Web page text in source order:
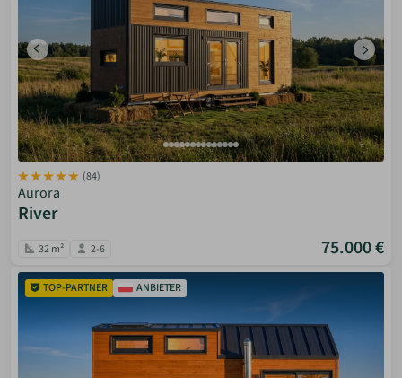
(84)
Aurora
River
32 m² 2-6 75.000 €
TOP-PARTNER ANBIETER